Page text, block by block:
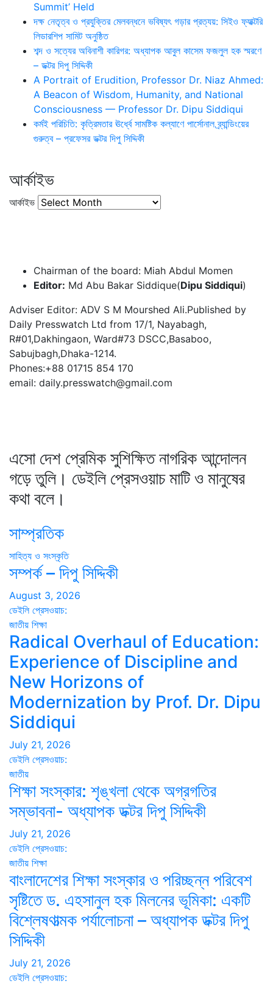
Summit’ Held
দক্ষ নেতৃত্ব ও প্রযুক্তির মেলবন্ধনে ভবিষ্যৎ গড়ার প্রত্যয়: সিইও ফ্যাক্টরি
লিডারশিপ সামিট অনুষ্ঠিত
শব্দ ও সত্যের অবিনাশী কারিগর: অধ্যাপক আবুল কাসেম ফজলুল হক স্মরণে
– ডক্টর দিপু সিদ্দিকী
A Portrait of Erudition, Professor Dr. Niaz Ahmed:
A Beacon of Wisdom, Humanity, and National
Consciousness — Professor Dr. Dipu Siddiqui
কর্মই পরিচিতি: কৃত্রিমতার ঊর্ধ্বে সামষ্টিক কল্যাণে পার্সোনাল ব্র্যান্ডিংয়ের
গুরুত্ব – প্রফেসর ডক্টর দিপু সিদ্দিকী
আর্কাইভ
আর্কাইভ
Chairman of the board: Miah Abdul Momen
Editor: Md Abu Bakar Siddique(Dipu Siddiqui)
Adviser Editor: ADV S M Mourshed Ali.Published by
Daily Presswatch Ltd from 17/1, Nayabagh,
R#01,Dakhingaon, Ward#73 DSCC,Basaboo,
Sabujbagh,Dhaka-1214.
Phones:+88 01715 854 170
email: daily.presswatch@gmail.com
এসো দেশ প্রেমিক সুশিক্ষিত নাগরিক আন্দোলন
গড়ে তুলি। ডেইলি প্রেসওয়াচ মাটি ও মানুষের
কথা বলে।
সাম্প্রতিক
সাহিত্য ও সংস্কৃতি
সম্পর্ক – দিপু সিদ্দিকী
August 3, 2026
ডেইলি প্রেসওয়াচ:
জাতীয় শিক্ষা
Radical Overhaul of Education:
Experience of Discipline and
New Horizons of
Modernization by Prof. Dr. Dipu
Siddiqui
July 21, 2026
ডেইলি প্রেসওয়াচ:
জাতীয়
শিক্ষা সংস্কার: শৃঙ্খলা থেকে অগ্রগতির
সম্ভাবনা- অধ্যাপক ডক্টর দিপু সিদ্দিকী
July 21, 2026
ডেইলি প্রেসওয়াচ:
জাতীয় শিক্ষা
বাংলাদেশের শিক্ষা সংস্কার ও পরিচ্ছন্ন পরিবেশ
সৃষ্টিতে ড. এহসানুল হক মিলনের ভূমিকা: একটি
বিশ্লেষণাত্মক পর্যালোচনা – অধ্যাপক ডক্টর দিপু
সিদ্দিকী
July 21, 2026
ডেইলি প্রেসওয়াচ: